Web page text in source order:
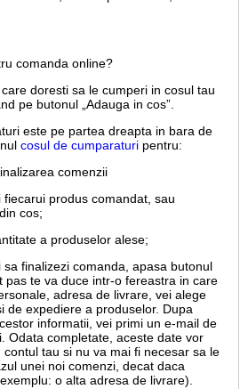
comanda online?
doresti sa le cumperi in cosul tau
pe butonul „Adauga in cos”.
este pe partea dreapta in bara de
cosul de cumparaturi pentru:
comenzii
fiecarui produs comandat, sau
cos;
a produselor alese;
finalizezi comanda, apasa butonul
pas te va duce intr-o fereastra in care
adresa de livrare, vei alege
de expediere a produselor. Dupa
informatii, vei primi un e-mail de
Odata completate, aceste date vor
tau si nu va mai fi necesar sa le
unei noi comenzi, decat daca
o alta adresa de livrare).